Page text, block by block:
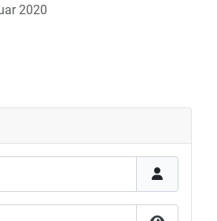
2020
DJK Offenburg